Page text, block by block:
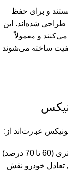
و برای حفظ
طراحی شده‌اند. این
و معمولاً
ساخته می‌شوند
عبارت‌اند از:
: لنت‌های جلو بزرگ‌ترند و فشار بیشتری (60 تا 70 درصد)
تعادل خودرو نقش